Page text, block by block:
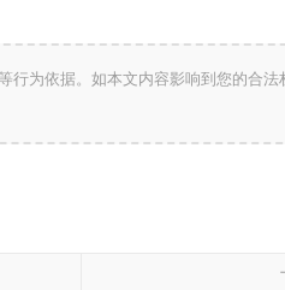
行为依据。如本文内容影响到您的合